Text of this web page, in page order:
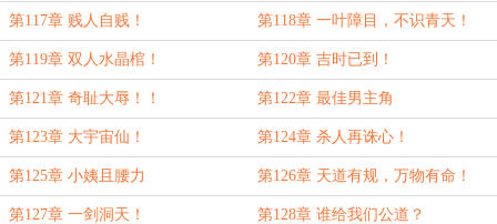
第117章 贱人自贱！ 第118章 一叶障目，不识青天！
第119章 双人水晶棺！ 第120章 吉时已到！
第121章 奇耻大辱！！ 第122章 最佳男主角
第123章 大宇宙仙！ 第124章 杀人再诛心！
第125章 小姨且腰力 第126章 天道有规，万物有命！
第127章 一剑洞天！ 第128章 谁给我们公道？